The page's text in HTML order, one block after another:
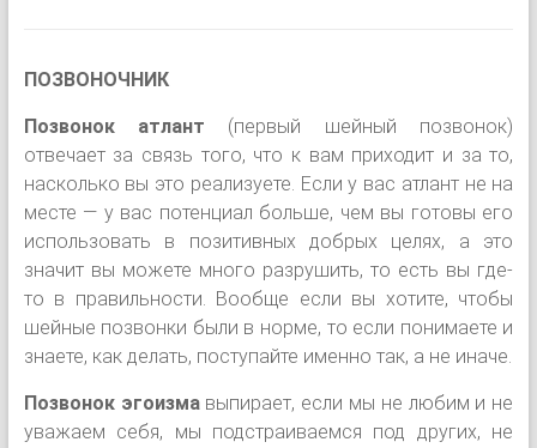
ПОЗВОНОЧНИК
Позвонок атлант (первый шейный позвонок)
отвечает за связь того, что к вам приходит и за то,
насколько вы это реализуете. Если у вас атлант не на
месте — у вас потенциал больше, чем вы готовы его
использовать в позитивных добрых целях, а это
значит вы можете много разрушить, то есть вы где-
то в правильности. Вообще если вы хотите, чтобы
шейные позвонки были в норме, то если понимаете и
знаете, как делать, поступайте именно так, а не иначе.
Позвонок эгоизмавыпирает, если мы не любим и не
уважаем себя, мы подстраиваемся под других, не